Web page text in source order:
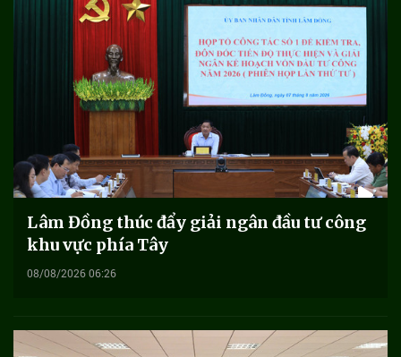
Lâm Đồng thúc đẩy giải ngân đầu tư công
khu vực phía Tây
08/08/2026 06:26